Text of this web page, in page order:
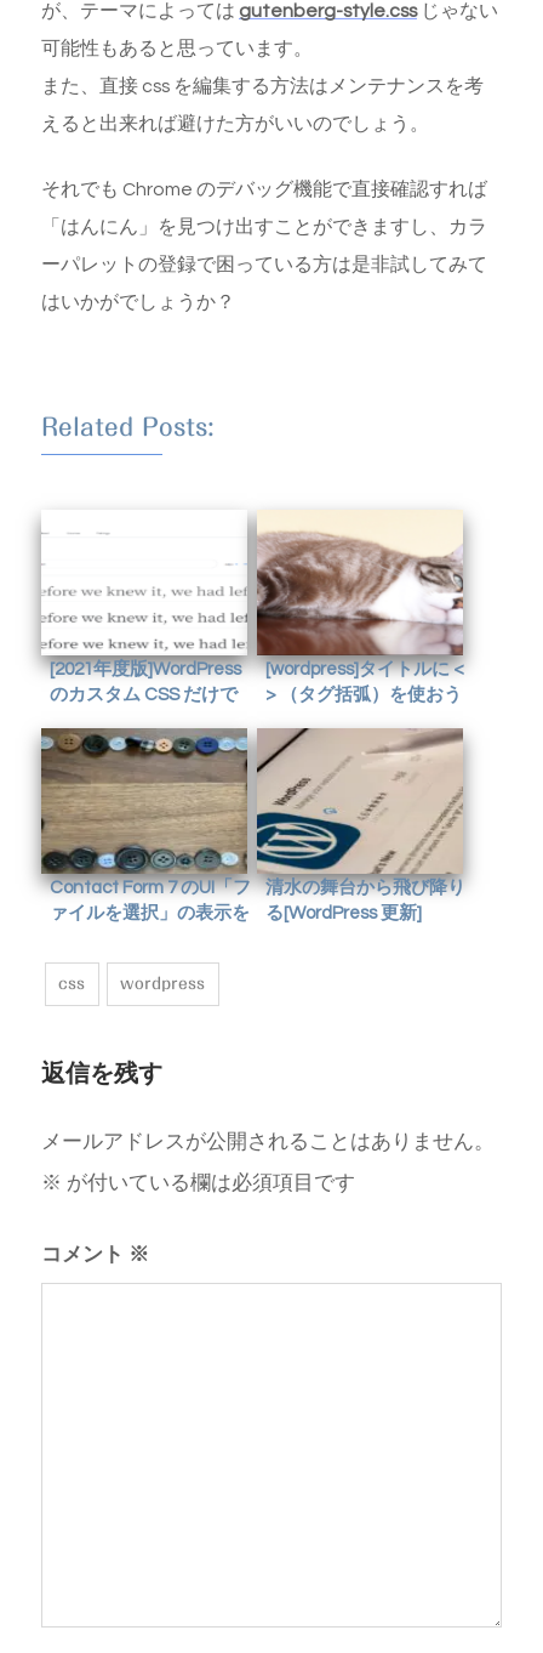
が、テーマによっては gutenberg-style.cssじゃない
可能性もあると思っています。
また、直接 css を編集する方法はメンテナンスを考
えると出来れば避けた方がいいのでしょう。
それでも Chrome のデバッグ機能で直接確認すれば
「はんにん」を見つけ出すことができますし、カラ
ーパレットの登録で困っている方は是非試してみて
はいかがでしょうか？
Related Posts:
[2021年度版]WordPress
のカスタム CSS だけで
を使う
[wordpress]タイトルに <
> （タグ括弧）を使おう
した話
Contact Form 7 のUI「フ
ァイルを選択」の表示を
清水の舞台から飛び降り
る[WordPress 更新]
css wordpress
返信を残す
メールアドレスが公開されることはありません。
※ が付いている欄は必須項目です
コメント ※